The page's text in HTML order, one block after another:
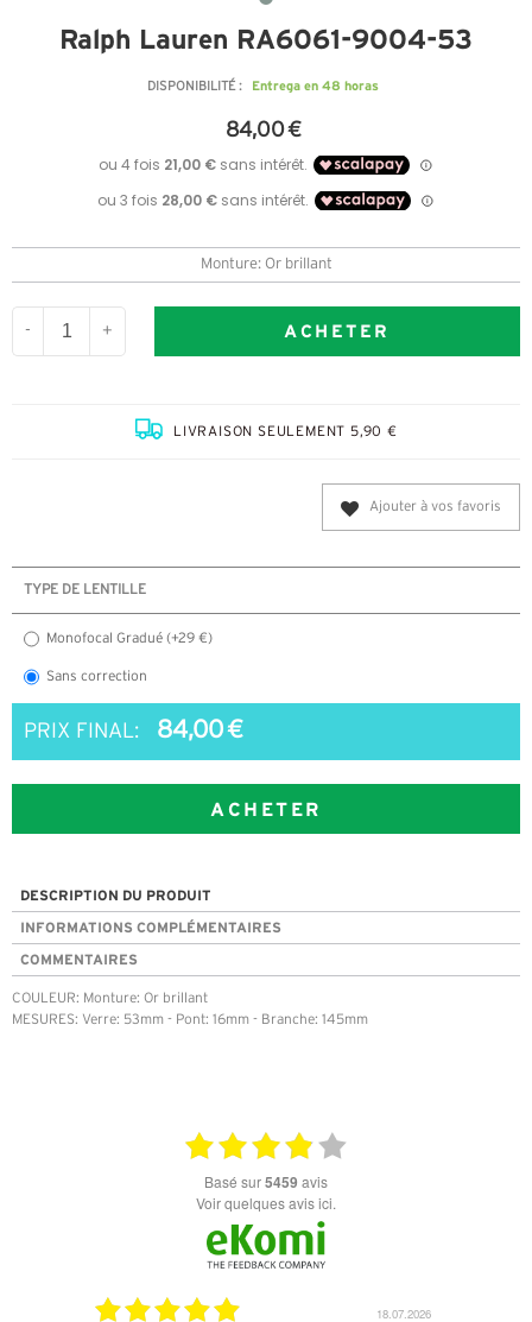
Ralph Lauren RA6061-9004-53
DISPONIBILITÉ : Entrega en 48 horas
84,00 €
Monture: Or brillant
- + ACHETER
LIVRAISON SEULEMENT 5,90 €
Ajouter à vos favoris
TYPE DE LENTILLE
Monofocal Gradué (+29 €)
Sans correction
PRIX FINAL: 84,00 €
ACHETER
DESCRIPTION DU PRODUIT
INFORMATIONS COMPLÉMENTAIRES
COMMENTAIRES
COULEUR: Monture: Or brillant
MESURES: Verre: 53mm - Pont: 16mm - Branche: 145mm
basé sur5459 avis
Voir quelques avis ici.